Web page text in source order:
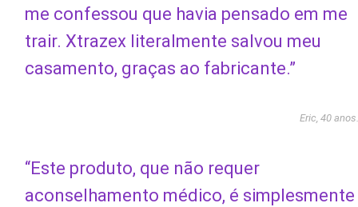
me confessou que havia pensado em me
trair. Xtrazex literalmente salvou meu
casamento, graças ao fabricante.”
Eric, 40 anos.
“Este produto, que não requer
aconselhamento médico, é simplesmente